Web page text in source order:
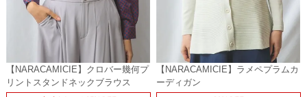
【NARACAMICIE】クロバー幾何プ
リントスタンドネックブラウス
【NARACAMICIE】ラメペプラムカ
ーディガン